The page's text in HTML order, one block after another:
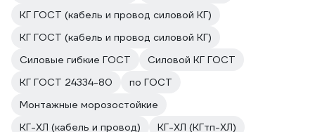
КГ ГОСТ (кабель и провод силовой КГ)
КГ ГОСТ (кабель и провод силовой КГ)
Силовые гибкие ГОСТ
Силовой КГ ГОСТ
КГ ГОСТ 24334-80
по ГОСТ
Монтажные морозостойкие
КГ-ХЛ (кабель и провод)
КГ-ХЛ (КГтп-ХЛ)